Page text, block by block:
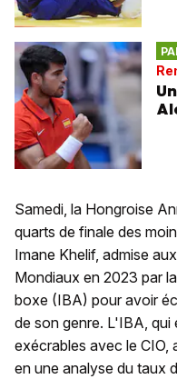
Samedi, la Hongroise
quarts de finale des
Imane Khelif, admise
Mondiaux en 2023 par
boxe (IBA) pour avoir
de son genre. L'IBA, qui
exécrables avec le
en une analyse du taux